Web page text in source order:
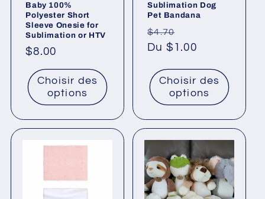
Baby 100%
Polyester Short
Sleeve Onesie for
Sublimation or HTV
Prix
habituel
$8.00
Choisir des
options
Sublimation Dog
Pet Bandana
Prix
habituel
$4.70
promotionnel
Du $1.00
Choisir des
options